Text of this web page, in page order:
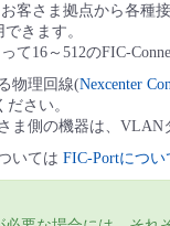
客さま拠点から各種
きます。
て16～512のFIC-
物理回線(Nexcenter
さい。
ま側の機器は、VLAN
いては FIC-Portについ